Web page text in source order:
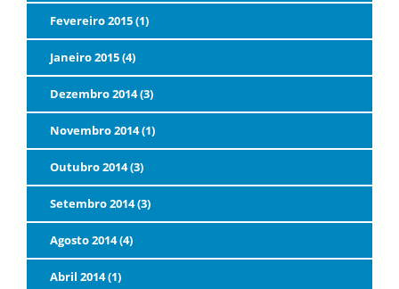
Fevereiro 2015 (1)
Janeiro 2015 (4)
Dezembro 2014 (3)
Novembro 2014 (1)
Outubro 2014 (3)
Setembro 2014 (3)
Agosto 2014 (4)
Abril 2014 (1)